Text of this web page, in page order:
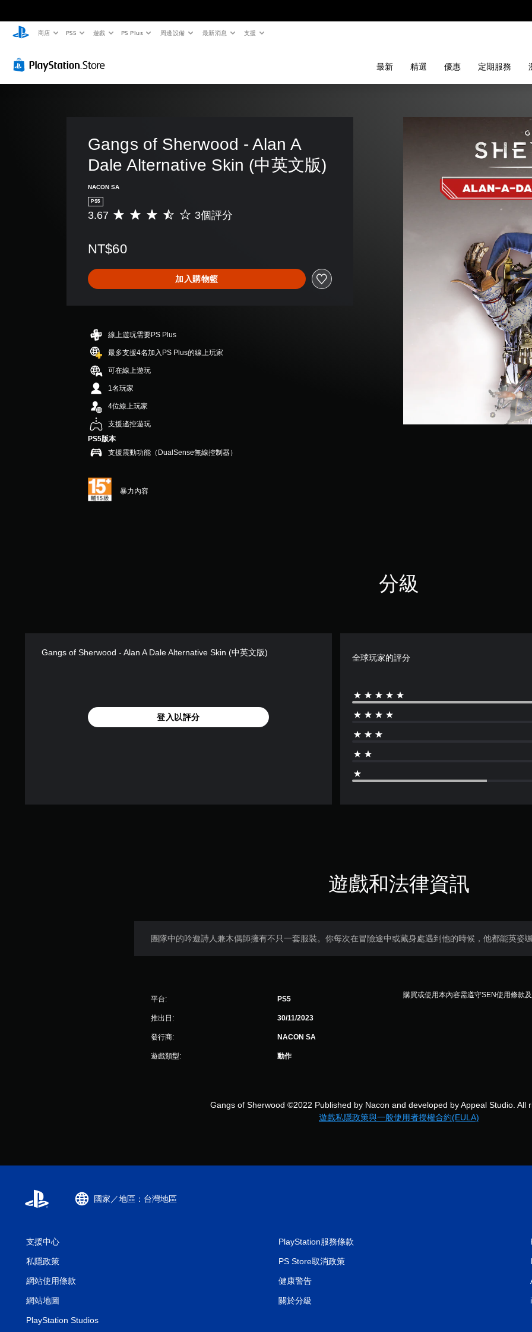
商店 PS5 遊戲 PS Plus 周邊設備 最新消息 支援
最新 精選 優惠 定期服務
Gangs of Sherwood - Alan A
Dale Alternative Skin (中英文版)
NACON SA
PS5
平
分
3
.
7
星
（
滿
5
顆
星
）
，
共
3
則
分
3.67 3個評分
NT$60
加入購物籃
線上遊玩需要PS Plus
最多支援4名加入PS Plus的線上玩家
可在線上遊玩
1名玩家
4位線上玩家
支援遙控遊玩
PS5版本
支援震動功能（DualSense無線控制器）
暴力內容
分級
Gangs of Sherwood - Alan A Dale Alternative Skin (中英文版)
登入以評分
全球玩家的評分
遊戲和法律資訊
團隊中的吟遊詩人兼木偶師擁有不只一套服裝。你每次在冒險途中或藏身處遇到他的時候，他都能英姿颯
平台: PS5
推出日: 30/11/2023
發行商: NACON SA
遊戲類型: 動作
購買或使用本內容需遵守SEN使用條款及
Gangs of Sherwood ©2022 Published by Nacon and developed by Appeal Studio. All
遊戲私隱政策與一般使用者授權合約(EULA)
國家／地區：台灣地區
支援中心
私隱政策
網站使用條款
網站地圖
PlayStation Studios
PlayStation服務條款
PS Store取消政策
健康警告
關於分級